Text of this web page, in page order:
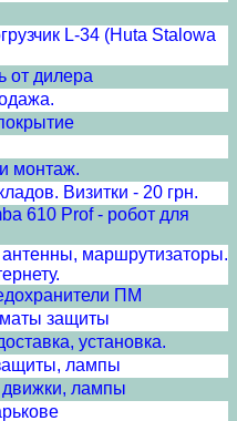
L-34 (Huta Stalowa
от дилера
монтаж.
Визитки - 20 грн.
610 Prof - робот для
маршрутизаторы.
ПМ
защиты
установка.
лампы
лампы